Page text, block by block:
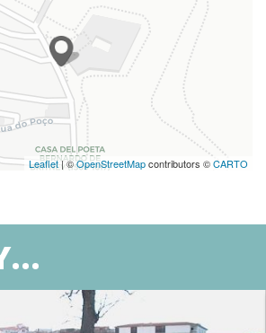
Leaflet| ©OpenStreetMapcontributors ©CARTO